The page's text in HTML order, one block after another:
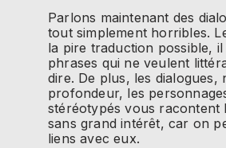
Parlons maintenant des
tout simplement horribles.
la pire traduction possible, il
phrases qui ne veulent
dire. De plus, les dialogues,
profondeur, les
stéréotypés vous racontent
sans grand intérêt, car on
liens avec eux.